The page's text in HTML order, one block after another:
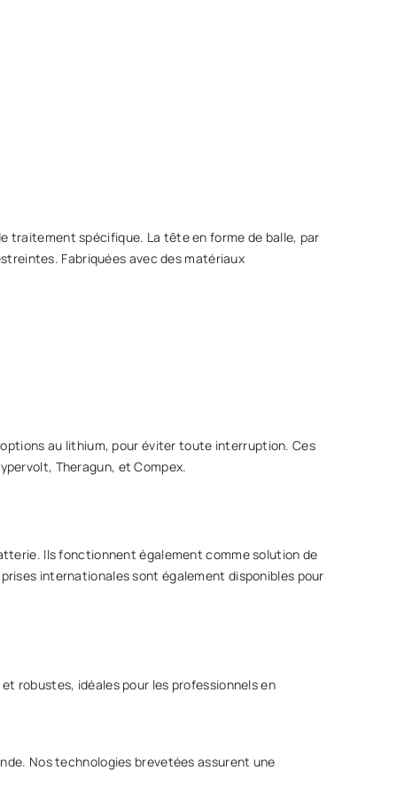
traitement spécifique. La tête en forme de balle, par
Fabriquées avec des matériaux
au lithium, pour éviter toute interruption. Ces
Theragun, et Compex.
Ils fonctionnent également comme solution de
internationales sont également disponibles pour
robustes, idéales pour les professionnels en
Nos technologies brevetées assurent une